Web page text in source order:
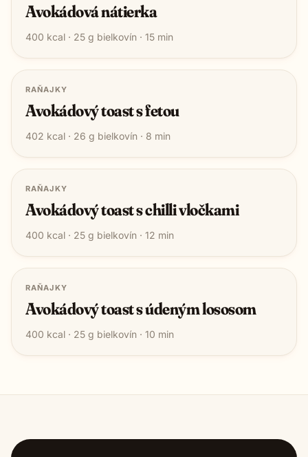
Avokádová nátierka
400 kcal · 25 g bielkovín · 15 min
RAŇAJKY
Avokádový toast s fetou
402 kcal · 26 g bielkovín · 8 min
RAŇAJKY
Avokádový toast s chilli vločkami
400 kcal · 25 g bielkovín · 12 min
RAŇAJKY
Avokádový toast s údeným lososom
400 kcal · 25 g bielkovín · 10 min